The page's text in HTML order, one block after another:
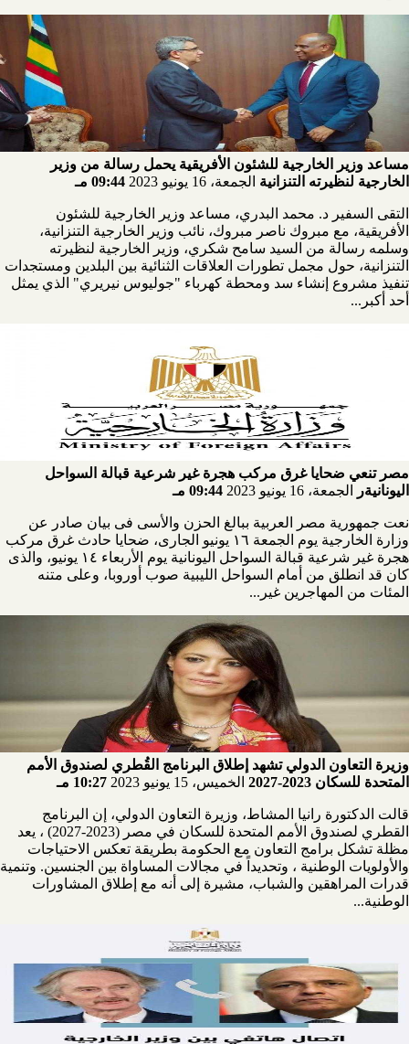
مساعد وزير الخارجية للشئون الأفريقية يحمل رسالة من وزير
الخارجية لنظيرته التنزانية الجمعة، 16 يونيو 2023 09:44 مـ
التقى السفير د. محمد البدري، مساعد وزير الخارجية للشئون
الأفريقية، مع مبروك ناصر مبروك، نائب وزير الخارجية التنزانية،
وسلمه رسالة من السيد سامح شكري، وزير الخارجية لنظيرته
التنزانية، حول مجمل تطورات العلاقات الثنائية بين البلدين ومستجدات
تنفيذ مشروع إنشاء سد ومحطة كهرباء "جوليوس نيريري" الذي يمثل
أحد أكبر...
مصر تنعي ضحايا غرق مركب هجرة غير شرعية قبالة السواحل
اليونانيةر
الجمعة، 16 يونيو 2023 09:44 مـ
نعت جمهورية مصر العربية ببالغ الحزن والأسى فى بيان صادر عن
وزارة الخارجية يوم الجمعة ١٦ يونيو الجارى، ضحايا حادث غرق مركب
هجرة غير شرعية قبالة السواحل اليونانية يوم الأربعاء ١٤ يونيو، والذى
كان قد انطلق من أمام السواحل الليبية صوب أوروبا، وعلى متنه
المئات من المهاجرين غير...
وزيرة التعاون الدولي تشهد إطلاق البرنامج القُطري لصندوق الأمم
المتحدة للسكان 2023-2027
الخميس، 15 يونيو 2023 10:27 مـ
قالت الدكتورة رانيا المشاط، وزيرة التعاون الدولي، إن البرنامج
القطري لصندوق الأمم المتحدة للسكان في مصر (2023-2027) ، يعد
مظلة تشكل برامج التعاون مع الحكومة بطريقة تعكس الاحتياجات
والأولويات الوطنية ، وتحديداً في مجالات المساواة بين الجنسين. وتنمية
قدرات المراهقين والشباب، مشيرة إلى أنه مع إطلاق المشاورات
الوطنية...